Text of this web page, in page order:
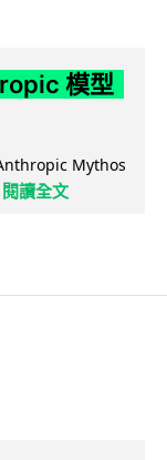
模型
Mythos
閱讀全文